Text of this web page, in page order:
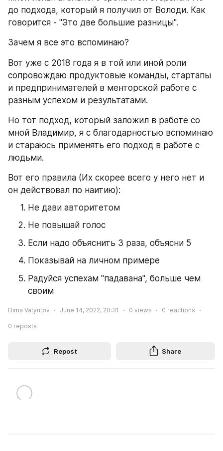
до подхода, который я получил от Володи. Как
говорится - "Это две большие разницы".
Зачем я все это вспоминаю?
Вот уже с 2018 года я в той или иной роли
сопровождаю продуктовые команды, стартапы
и предпринимателей в менторской работе с
разным успехом и результатами.
Но тот подход, который заложил в работе со
мной Владимир, я с благодарностью вспоминаю
и стараюсь применять его подход в работе с
людьми.
Вот его правила (Их скорее всего у него нет и
он действовал по наитию):
Не дави авторитетом
Не повышай голос
Если надо объяснить 3 раза, объясни 5
Показывай на личном примере
Радуйся успехам "падавана", больше чем
своим
Dima Vatyutov June 14, 2022, 20:31 0 views 0 reactions
0 reposts
Repost Share